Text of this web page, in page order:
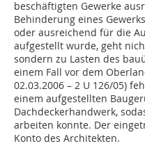
beschäftigten Gewerke
Behinderung eines
oder ausreichend für die
aufgestellt wurde, geht
sondern zu Lasten des
einem Fall vor dem
02.03.2006 – 2 U 126/05)
einem aufgestellten
Dachdeckerhandwerk,
arbeiten konnte. Der
Konto des Architekten.